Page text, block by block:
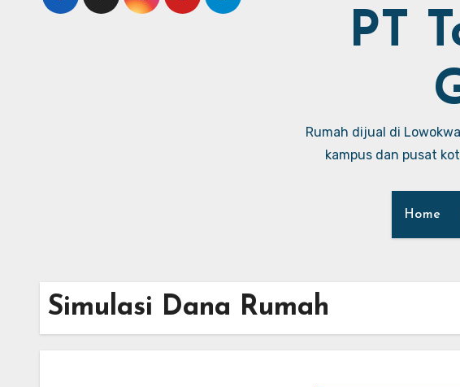
PT
Rumah dijual di
kampus dan pusat
Home
Simulasi Dana Rumah